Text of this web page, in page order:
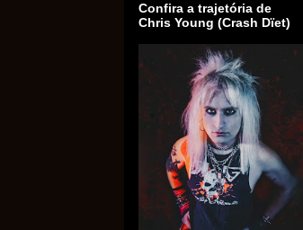
Confira a trajetória de
Chris Young (Crash Dïet)